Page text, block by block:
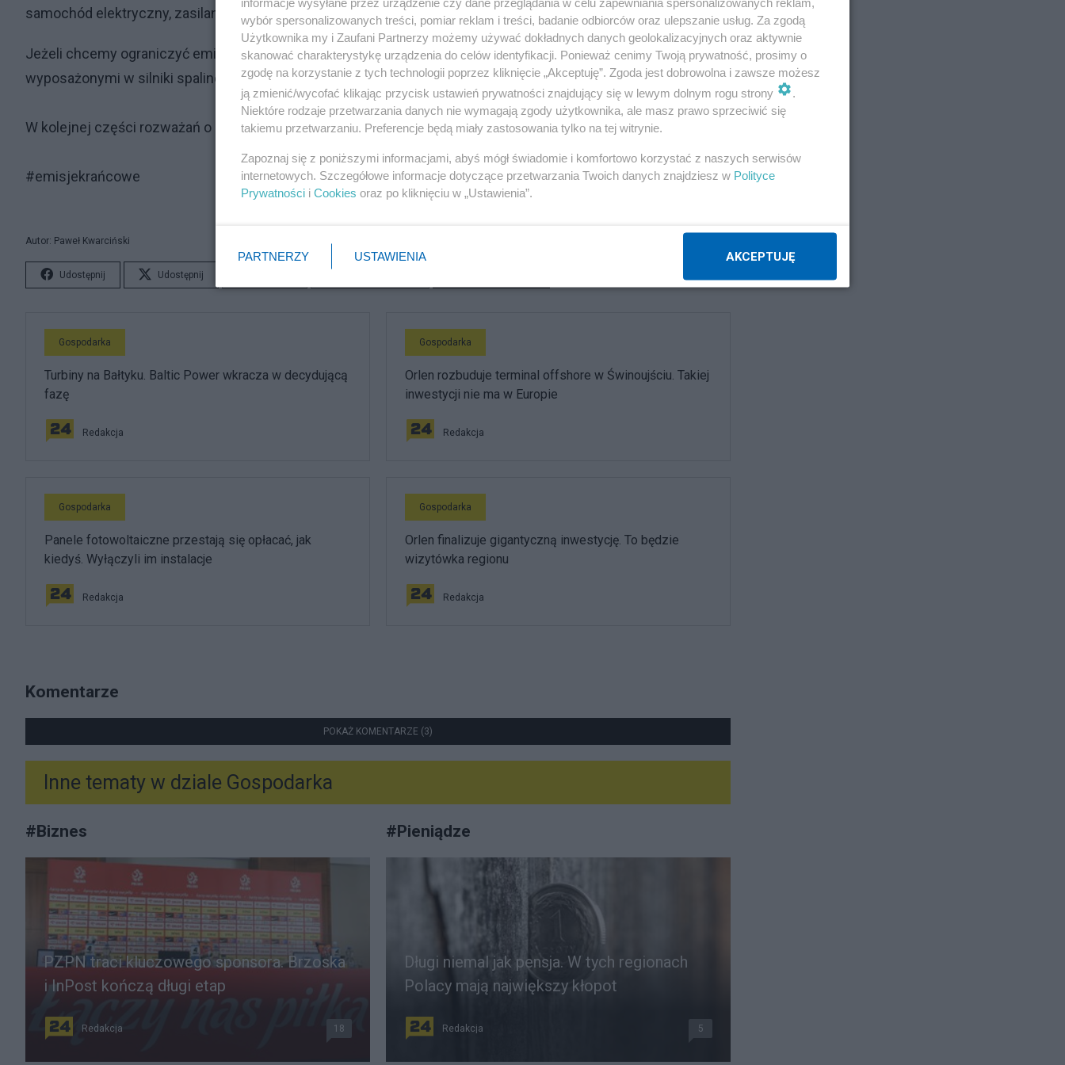
samochód elektryczny, zasilany energią wiatrową Polenergii jest mniej emisyjny od 25-letniego Passata TDI.
Jeżeli chcemy ograniczyć emisje CO2, musimy zastępować samochody i autobusy elektryczne alternatywami
wyposażonymi w silniki spalinowe.
W kolejnej części rozważań o emisjach krańcowych dokonam przeglądu publikacji naukowych na ich temat.
#emisjekrańcowe
Autor: Paweł Kwarciński
Udostępnij Udostępnij
Gospodarka
Turbiny na Bałtyku. Baltic Power wkracza w decydującą
fazę
Redakcja
Gospodarka
Orlen rozbuduje terminal offshore w Świnoujściu. Takiej
inwestycji nie ma w Europie
Redakcja
Gospodarka
Panele fotowoltaiczne przestają się opłacać, jak
kiedyś. Wyłączyli im instalacje
Redakcja
Gospodarka
Orlen finalizuje gigantyczną inwestycję. To będzie
wizytówka regionu
Redakcja
Komentarze
POKAŻ KOMENTARZE (3)
Inne tematy w dziale Gospodarka
#Biznes
PZPN traci kluczowego sponsora. Brzoska
i InPost kończą długi etap
Redakcja 18
#Pieniądze
Długi niemal jak pensja. W tych regionach
Polacy mają największy kłopot
Redakcja 5
wybór spersonalizowanych treści, pomiar reklam i treści, badanie odbiorców oraz ulepszanie usług. Za zgodą
Użytkownika my i Zaufani Partnerzy możemy używać dokładnych danych geolokalizacyjnych oraz aktywnie
skanować charakterystykę urządzenia do celów identyfikacji. Ponieważ cenimy Twoją prywatność, prosimy o
zgodę na korzystanie z tych technologii poprzez kliknięcie „Akceptuję”. Zgoda jest dobrowolna i zawsze możesz
ją zmienić/wycofać klikając przycisk ustawień prywatności znajdujący się w lewym dolnym rogu strony
.
Niektóre rodzaje przetwarzania danych nie wymagają zgody użytkownika, ale masz prawo sprzeciwić się
takiemu przetwarzaniu. Preferencje będą miały zastosowania tylko na tej witrynie.
Zapoznaj się z poniższymi informacjami, abyś mógł świadomie i komfortowo korzystać z naszych serwisów
internetowych. Szczegółowe informacje dotyczące przetwarzania Twoich danych znajdziesz w Polityce
Prywatności i Cookies oraz po kliknięciu w „Ustawienia”.
PARTNERZY USTAWIENIA AKCEPTUJĘ